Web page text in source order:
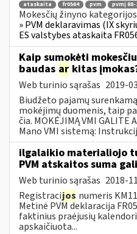
ataskaita fr0564 pvm pvmį
Mokesčių žinyno
» PVM deklaravimas (IX
ES valstybes ataskaita
Kaip sumokėti
baudas ar kitas
Web turinio sąrašas 2019-
Biudžeto pajamų
mokėjimų duomenis, taip
čia. MOKĖJIMĄ VMI GALITE
Mano VMI sistemą:
ilgalaikio materialiojo
PVM atskaitos suma
Web turinio sąrašas 2018-
Registracijos numeris
Metinė PVM deklaracija
faktinius praėjusių
apskaičiuota...